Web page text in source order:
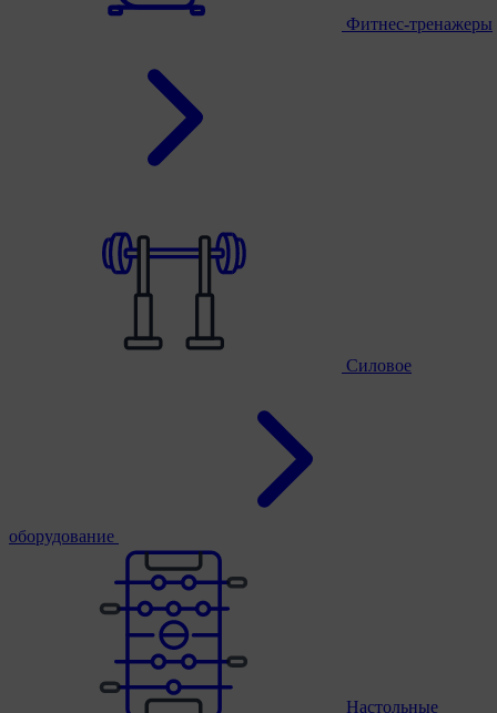
Фитнес-тренажеры
Силовое
оборудование
Настольные